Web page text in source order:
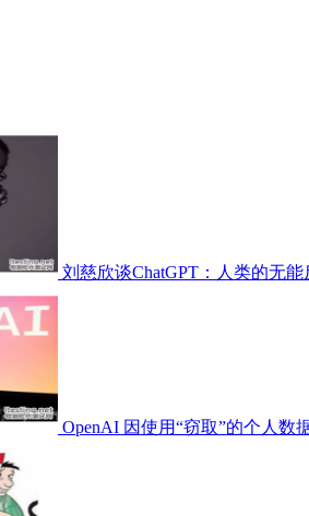
刘慈欣谈ChatGPT：人类的无能
OpenAI 因使用“窃取”的个人数